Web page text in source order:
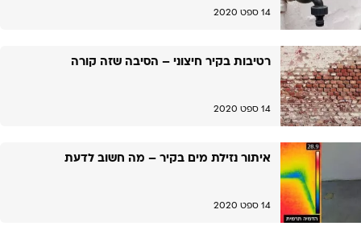
14 ספט 2020
רטיבות בקיר חיצוני – הסיבה שזה קורה
14 ספט 2020
איתור נזילת מים בקיר – מה חשוב לדעת
14 ספט 2020